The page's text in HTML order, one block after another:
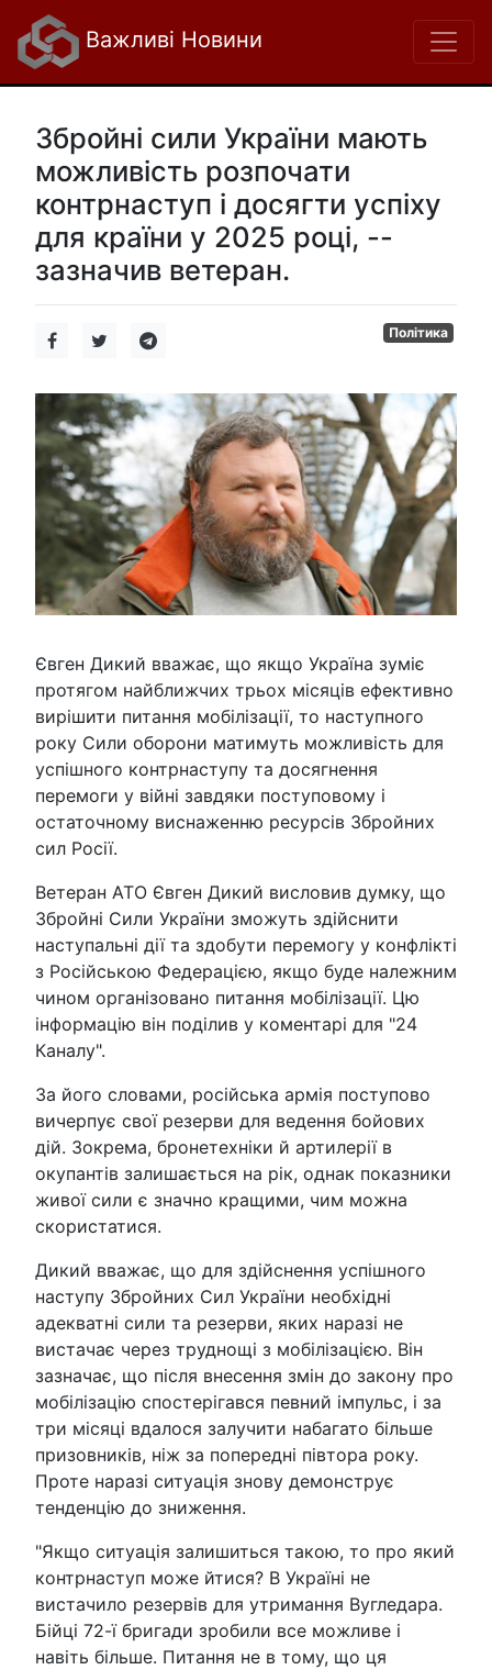
Важливі Новини
Збройні сили України мають
можливість розпочати
контрнаступ і досягти успіху
для країни у 2025 році, --
зазначив ветеран.
Політика
Євген Дикий вважає, що якщо Україна зуміє
протягом найближчих трьох місяців ефективно
вирішити питання мобілізації, то наступного
року Сили оборони матимуть можливість для
успішного контрнаступу та досягнення
перемоги у війні завдяки поступовому і
остаточному виснаженню ресурсів Збройних
сил Росії.
Ветеран АТО Євген Дикий висловив думку, що
Збройні Сили України зможуть здійснити
наступальні дії та здобути перемогу у конфлікті
з Російською Федерацією, якщо буде належним
чином організовано питання мобілізації. Цю
інформацію він поділив у коментарі для "24
Каналу".
За його словами, російська армія поступово
вичерпує свої резерви для ведення бойових
дій. Зокрема, бронетехніки й артилерії в
окупантів залишається на рік, однак показники
живої сили є значно кращими, чим можна
скористатися.
Дикий вважає, що для здійснення успішного
наступу Збройних Сил України необхідні
адекватні сили та резерви, яких наразі не
вистачає через труднощі з мобілізацією. Він
зазначає, що після внесення змін до закону про
мобілізацію спостерігався певний імпульс, і за
три місяці вдалося залучити набагато більше
призовників, ніж за попередні півтора року.
Проте наразі ситуація знову демонструє
тенденцію до зниження.
"Якщо ситуація залишиться такою, то про який
контрнаступ може йтися? В Україні не
вистачило резервів для утримання Вугледара.
Бійці 72-ї бригади зробили все можливе і
навіть більше. Питання не в тому, що ця